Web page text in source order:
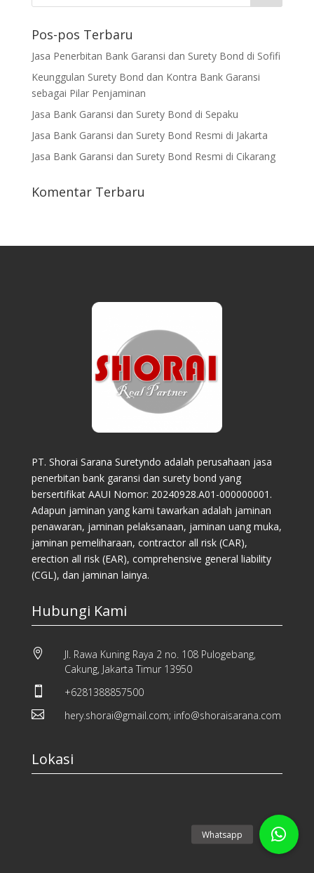
Pos-pos Terbaru
Jasa Penerbitan Bank Garansi dan Surety Bond di Sofifi
Keunggulan Surety Bond dan Kontra Bank Garansi
sebagai Pilar Penjaminan
Jasa Bank Garansi dan Surety Bond di Sepaku
Jasa Bank Garansi dan Surety Bond Resmi di Jakarta
Jasa Bank Garansi dan Surety Bond Resmi di Cikarang
Komentar Terbaru
PT. Shorai Sarana Suretyndo adalah perusahaan jasa
penerbitan bank garansi dan surety bond yang
bersertifikat AAUI Nomor: 20240928.A01-000000001.
Adapun jaminan yang kami tawarkan adalah jaminan
penawaran, jaminan pelaksanaan, jaminan uang muka,
jaminan pemeliharaan, contractor all risk (CAR),
erection all risk (EAR), comprehensive general liability
(CGL), dan jaminan lainya.
Hubungi Kami

Jl. Rawa Kuning Raya 2 no. 108 Pulogebang,
Cakung, Jakarta Timur 13950
 +6281388857500
 hery.shorai@gmail.com; info@shoraisarana.com
Lokasi